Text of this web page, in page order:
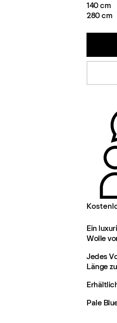
140 cm
280 cm
Ein
Wolle
Jedes
Länge
Pale